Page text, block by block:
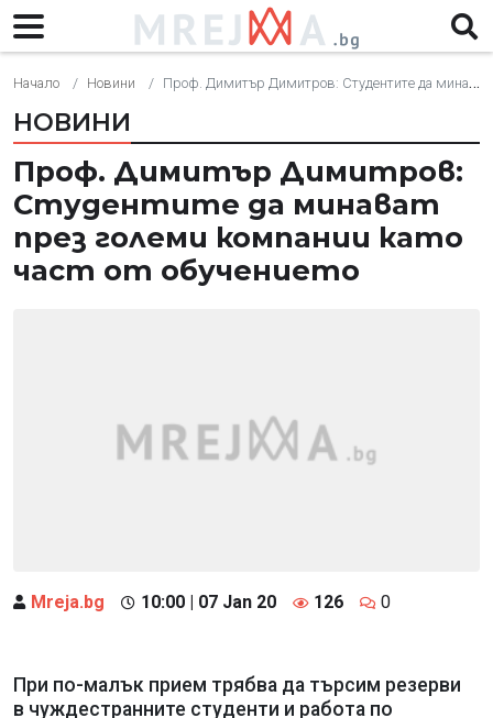
Начало Новини Проф. Димитър Димитров: Студентите да минават през големи компании като част от обучението
НОВИНИ
Проф. Димитър Димитров:
Студентите да минават
през големи компании като
част от обучението
Mreja.bg 10:00 | 07 Jan 20 126 0
При по-малък прием трябва да търсим резерви
в чуждестранните студенти и работа по